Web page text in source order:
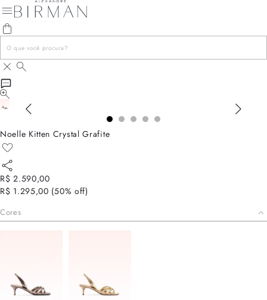
Noelle Kitten Crystal Grafite
R$ 2.590,00
R$ 1.295,00 (50% off)
Cores